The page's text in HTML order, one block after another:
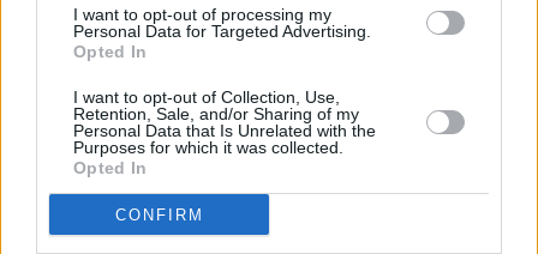
I want to opt-out of processing my
Personal Data for Targeted Advertising.
Opted In
I want to opt-out of Collection, Use,
Retention, Sale, and/or Sharing of my
Personal Data that Is Unrelated with the
Purposes for which it was collected.
Opted In
CONFIRM